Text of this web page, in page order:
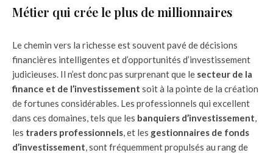
Métier qui crée le plus de millionnaires
Le chemin vers la richesse est souvent pavé de décisions
financières intelligentes et d’opportunités d’investissement
judicieuses. Il n’est donc pas surprenant que le secteur de la
finance et de l’investissement soit à la pointe de la création
de fortunes considérables. Les professionnels qui excellent
dans ces domaines, tels que les banquiers d’investissement,
les traders professionnels, et les gestionnaires de fonds
d’investissement, sont fréquemment propulsés au rang de